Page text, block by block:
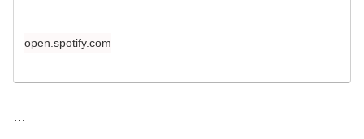
open.spotify.com
​​…